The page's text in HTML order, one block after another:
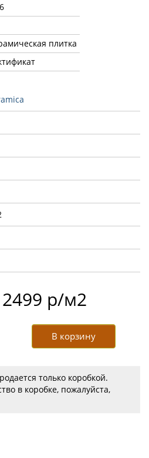
плитка
р/м2
В корзину
только коробкой.
в коробке, пожалуйста,